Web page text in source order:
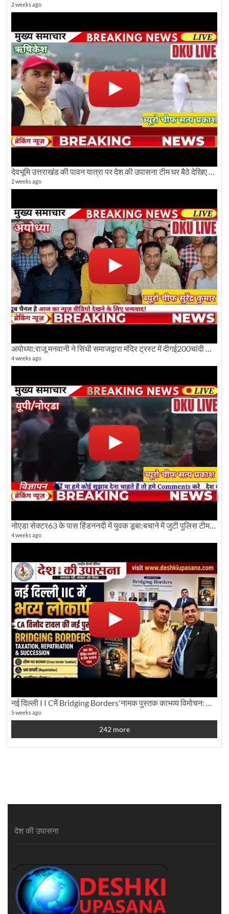
2 weeks ago
2 weeks ago
अयोध्या:राजू मनवानी ने सिंधी समाजद्वारा मंदिर ट्रस्ट में दीगई200चांदी की ईंटों पर सवाल का किया विरोध
4 weeks ago
नोएडा सेक्टर63 के पास हिंडननदी में युवक डूबा:बचाने में जुटी पुलिस टीम: देखिए पूरी ग्राउंड रिपोर्टिंग
4 weeks ago
5 weeks ago
242 more
देश की उपासना